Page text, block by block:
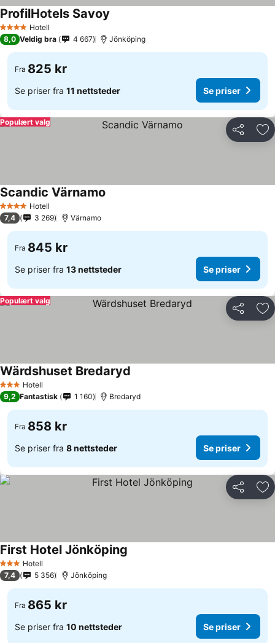
4 StjernerHotell
ProfilHotels Savoy
8,0 Veldig bra 4 667 Jönköping
Fra 825 kr
Se priser fra 11 nettsteder Se priser
Del
Populært valg
4 StjernerHotell
Scandic Värnamo
7,4 3 269 Värnamo
Fra 845 kr
Se priser fra 13 nettsteder Se priser
Del
Populært valg
3 StjernerHotell
Wärdshuset Bredaryd
9,2 Fantastisk 1 160 Bredaryd
Fra 858 kr
Se priser fra 8 nettsteder Se priser
Del
3 StjernerHotell
First Hotel Jönköping
7,4 5 356 Jönköping
Fra 865 kr
Se priser fra 10 nettsteder Se priser